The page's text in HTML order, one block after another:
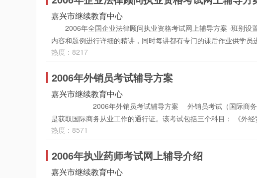
可将讲义内容拷贝到本地的硬盘上。 ·收费标准： 精讲班
以上9折优惠； ·付费方式： ．现场学习卡充值 售卡热线：
人力资源中心市场2号楼5楼 ．在线、汇款支付 进入以下网址:
下方支付说明）
识，深层的了解考试的重点和难点，最后配有四套模拟测试
线练习+4套全真模拟试题。主要是讲解考试相关的重点内容，对
到画龙点睛的作用。报名后进入课堂可看到全部学习内容！ 环
材知识体系的全面掌握，再加上冲刺班最后阶段的画龙点晴和
可随时报名参加学习，学习期限一直到本年度考试结束后两周
济师网络教学形式主要分二个部分：音、视频讲座和在线作
的分析，使学员对考试内容轻松掌握。 2、在线作业：听完讲
案和解析检查自己实际学习效果。 专家讲座后安排四次模拟考
载：课堂讲座下载：在课堂左下方有"课件下载"按钮,用鼠标点击
指定的地方,这样可以在不上网的状态听这些录音。讲义文本下载
事部经济师考试“经济基础”辅导专家，毕业于北京大学光华管理学
程的辅导工作，是国内最早进行经济师考试辅导的专家之一。郭
效果。 国际商务师课程辅导方案 精讲班 主讲 课时 学费 国际商务
容： ·音、视频讲座： 讲座主要 结合例题对考点、重点、难点
员全面掌握注册税务师考试的各项知识。 使学员对考试内容轻松
内容相关的习题，对照答案和解析检查自己实际学习效果。 专家
数。 ·课件下载：课堂讲座下载：在课堂左下方有 " 课件下载 " 按
保存到自己本地硬盘指定的地方 , 这样可以在不上网的状态听这些
号人力资源中心市场2号楼5楼 联系电话：2214398，2214638，联
嘉兴市继续教育中心
2006年全国企业法律顾问执业资格考试网上辅导方案 ·班别
内容和题例进行详细的精讲，同时每讲都有专门的课后作业供学
和难点，最后配有二套模拟测试题供学员检测学习效果。 企业
模拟试题将由老师有选择性的进行重点讲解！ ·课程安排： 学
至本年度考试结束！ 科目名称 精讲班 综合法律知识 - 主 讲：赵
200元/科 企业管理知识 - 主 讲：李峰- 学费：200元/科 企业
2005企业法律顾问执业资格考试辅导远程教学包括二个部分：
经验，对教材的重点、难点、考点进行讲解，在讲解中教师将
业：听完讲座后，学员可点击“在线作业”，完成与本讲内容相关
课堂录音下载：在课堂左下方有"课件下载"按钮,用鼠标点击此
地方,这样可以在不上网的状态听这些录音。 讲义文本下载：在
热度：8217
2006年外销员考试辅导方案
嘉兴市继续教育中心
2006年外销员考试辅导方案 外销员考试（国际商务师从
是获取国际商务从业工作的通行证。该考试包括三个科目： 《外
《外经贸外语口试（从业，英、俄、日、法）》，每年举行一次
贸易学会及环球职业教育在线共同组织的外销员全国统一考试辅
段主要是根据全国统一考试教材、根据考试题型对课程的内容进
试）》两门课程。 ·课程安排： 学员可随时报名参加学习，学
热度：8571
2006年执业药师考试网上辅导介绍
嘉兴市继续教育中心